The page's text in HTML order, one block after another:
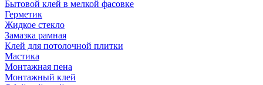
Бытовой клей в мелкой фасовке
Герметик
Жидкое стекло
Замазка рамная
Клей для потолочной плитки
Мастика
Монтажная пена
Монтажный клей